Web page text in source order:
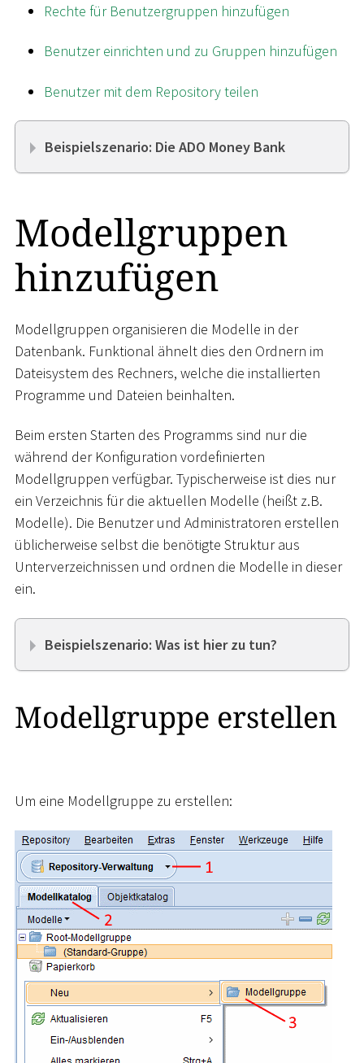
Rechte für Benutzergruppen hinzufügen
Benutzer einrichten und zu Gruppen hinzufügen
Benutzer mit dem Repository teilen
Beispielszenario: Die ADO Money Bank
Modellgruppen
hinzufügen
Modellgruppen organisieren die Modelle in der
Datenbank. Funktional ähnelt dies den Ordnern im
Dateisystem des Rechners, welche die installierten
Programme und Dateien beinhalten.
Beim ersten Starten des Programms sind nur die
während der Konfiguration vordefinierten
Modellgruppen verfügbar. Typischerweise ist dies nur
ein Verzeichnis für die aktuellen Modelle (heißt z.B.
Modelle). Die Benutzer und Administratoren erstellen
üblicherweise selbst die benötigte Struktur aus
Unterverzeichnissen und ordnen die Modelle in dieser
ein.
Beispielszenario: Was ist hier zu tun?
Modellgruppe erstellen
Um eine Modellgruppe zu erstellen: